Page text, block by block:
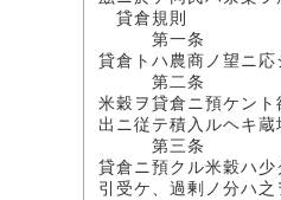
貸倉規則
第一条
貸倉トハ農商ノ望ニ
第二条
米穀ヲ貸倉ニ預ケン
出ニ従テ積入ルヘキ蔵
第三条
貸倉ニ預クル米穀ハ
引受ケ、過剰ノ分ハ之